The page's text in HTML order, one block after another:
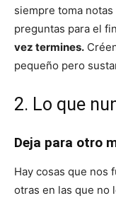
siempre toma
preguntas para el
vez termines.
pequeño pero
2. Lo que
Deja para otro
Hay cosas que nos
otras en las que no